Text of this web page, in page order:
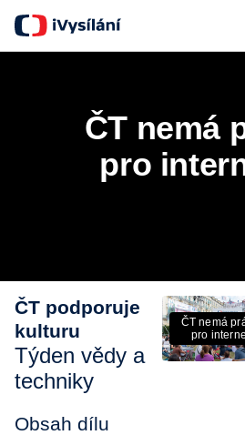
ČT nemá
pro
ČT podporuje
kulturu
Týden vědy a
techniky
Obsah dílu
ČT nemá
pro